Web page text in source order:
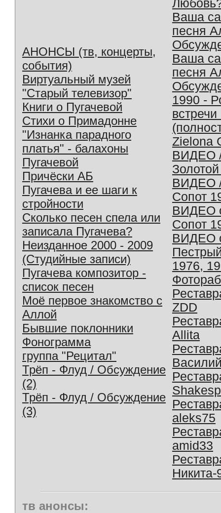
АНОНСЫ (тв, концерты,
события)
Виртуальный музей
"Старый телевизор"
Книги о Пугачевой
Стихи о Примадонне
"Изнанка парадного
платья" - балахоны
Пугачевой
Причёски АБ
Пугачева и ее шаги к
стройности
Сколько песен спела или
записала Пугачева?
Неизданное 2000 - 2009
(Студийные записи)
Пугачева композитор -
список песен
Моё первое знакомство с
Аллой
Бывшие поклонники
Фонограмма
группа "Рецитал"
Трёп - Флуд / Обсуждение
(2)
Трёп - Флуд / Обсуждение
(3)
Ваша
песня
Ваша
песня
1990 -
Zielona
ВИДЕО
ВИДЕО
Сопот
ВИДЕО
Сопот
ВИДЕО
1976,
ZDD
Allita
aleks75
amid33
Никита-
тв анонсы: